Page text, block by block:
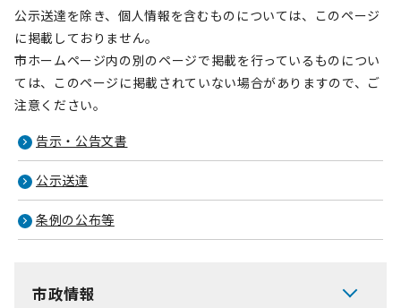
公示送達を除き、個人情報を含むものについては、このページ
に掲載しておりません。
市ホームページ内の別のページで掲載を行っているものについ
ては、このページに掲載されていない場合がありますので、ご
注意ください。
告示・公告文書
公示送達
条例の公布等
市政情報